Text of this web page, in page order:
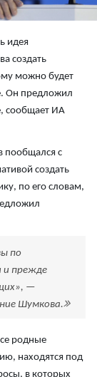
идея
создать
можно будет
Он предложил
сообщает ИА
пообщался с
создать
по его словам,
по
и прежде
—
Шумкова.
родные
находятся под
в которых